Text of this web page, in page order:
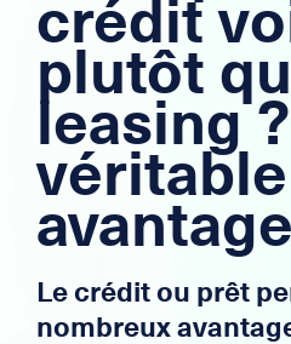
crédit
plutôt
leasing
Le crédit ou prêt
nombreux